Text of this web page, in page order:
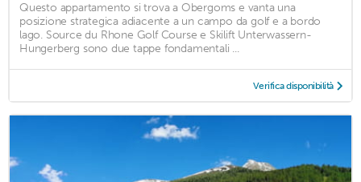
Questo appartamento si trova a Obergoms e vanta una
posizione strategica adiacente a un campo da golf e a bordo
lago. Source du Rhone Golf Course e Skilift Unterwassern-
Hungerberg sono due tappe fondamentali ...
Verifica disponibilità